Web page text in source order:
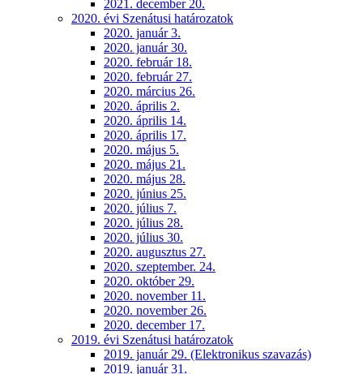
2021. december 20.
2020. évi Szenátusi határozatok
2020. január 3.
2020. január 30.
2020. február 18.
2020. február 27.
2020. március 26.
2020. április 2.
2020. április 14.
2020. április 17.
2020. május 5.
2020. május 21.
2020. május 28.
2020. június 25.
2020. július 7.
2020. július 28.
2020. július 30.
2020. augusztus 27.
2020. szeptember. 24.
2020. október 29.
2020. november 11.
2020. november 26.
2020. december 17.
2019. évi Szenátusi határozatok
2019. január 29. (Elektronikus szavazás)
2019. január 31.